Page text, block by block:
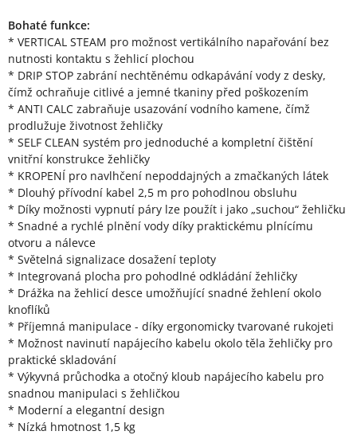
Bohaté funkce:
* VERTICAL STEAM pro možnost vertikálního napařování bez
nutnosti kontaktu s žehlicí plochou
* DRIP STOP zabrání nechtěnému odkapávání vody z desky,
čímž ochraňuje citlivé a jemné tkaniny před poškozením
* ANTI CALC zabraňuje usazování vodního kamene, čímž
prodlužuje životnost žehličky
* SELF CLEAN systém pro jednoduché a kompletní čištění
vnitřní konstrukce žehličky
* KROPENÍ pro navlhčení nepoddajných a zmačkaných látek
* Dlouhý přívodní kabel 2,5 m pro pohodlnou obsluhu
* Díky možnosti vypnutí páry lze použít i jako „suchou“ žehličku
* Snadné a rychlé plnění vody díky praktickému plnícímu
otvoru a nálevce
* Světelná signalizace dosažení teploty
* Integrovaná plocha pro pohodlné odkládání žehličky
* Drážka na žehlicí desce umožňující snadné žehlení okolo
knoflíků
* Příjemná manipulace - díky ergonomicky tvarované rukojeti
* Možnost navinutí napájecího kabelu okolo těla žehličky pro
praktické skladování
* Výkyvná průchodka a otočný kloub napájecího kabelu pro
snadnou manipulaci s žehličkou
* Moderní a elegantní design
* Nízká hmotnost 1,5 kg